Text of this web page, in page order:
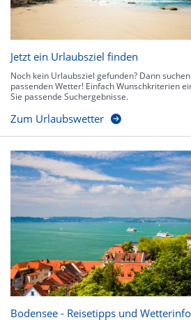
Jetzt ein Urlaubsziel finden
Noch kein Urlaubsziel gefunden? Dann
passenden Wetter! Einfach Wunschkriterien
Sie passende Suchergebnisse.
Zum Urlaubswetter
Bodensee - Reisetipps und